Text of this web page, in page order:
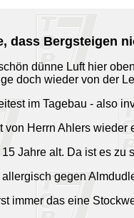
dass Bergsteigen
dünne Luft hier
doch wieder von der
im Tagebau - also
von Herrn Ahlers
Jahre alt. Da ist es zu
gegen
immer das eine